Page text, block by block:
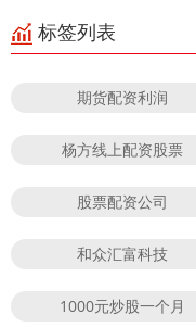
标签列表
期货配资利润
杨方线上配资股票
股票配资公司
和众汇富科技
1000元炒股一个月